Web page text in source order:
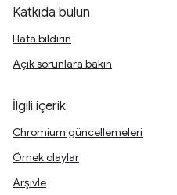
Katkıda bulun
Hata bildirin
Açık sorunlara bakın
İlgili içerik
Chromium güncellemeleri
Örnek olaylar
Arşivle